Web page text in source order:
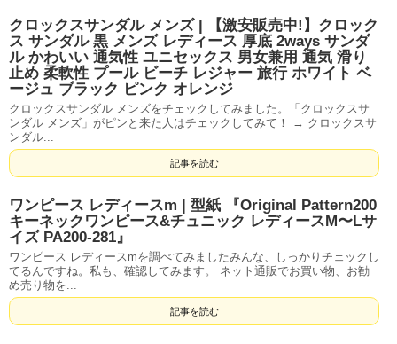
クロックスサンダル メンズ | 【激安販売中!】クロック
ス サンダル 黒 メンズ レディース 厚底 2ways サンダ
ル かわいい 通気性 ユニセックス 男女兼用 通気 滑り
止め 柔軟性 プール ビーチ レジャー 旅行 ホワイト ベ
ージュ ブラック ピンク オレンジ
クロックスサンダル メンズをチェックしてみました。「クロックスサ
ンダル メンズ」がピンと来た人はチェックしてみて！ → クロックスサ
ンダル...
記事を読む
ワンピース レディースm | 型紙 『Original Pattern200
キーネックワンピース&チュニック レディースM〜Lサ
イズ PA200-281』
ワンピース レディースmを調べてみましたみんな、しっかりチェックし
てるんですね。私も、確認してみます。 ネット通販でお買い物、お勧
め売り物を...
記事を読む